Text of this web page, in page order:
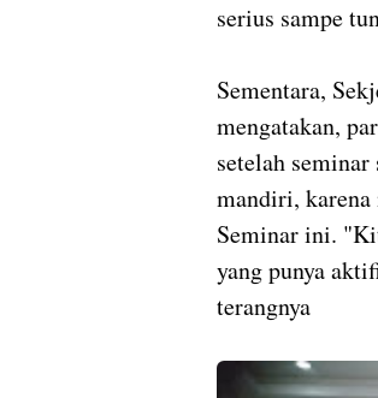
serius sampe
Sementara,
mengatakan,
setelah
mandiri, karena
Seminar ini.
yang punya
terangnya